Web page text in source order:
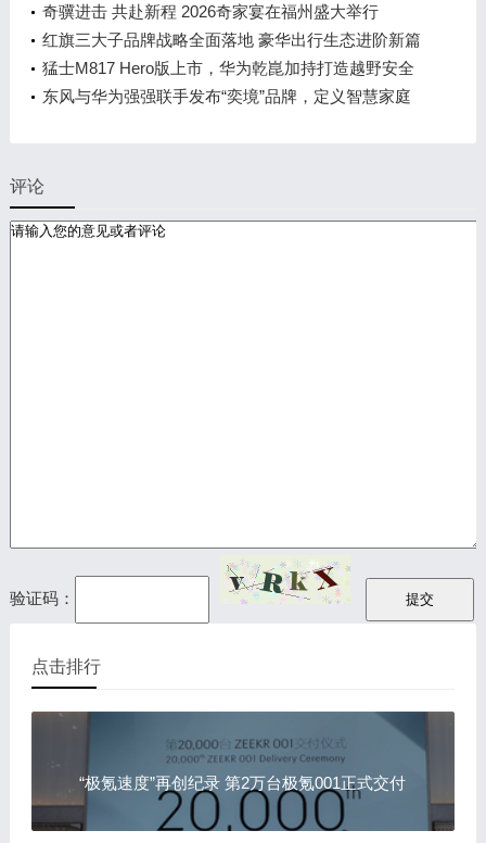
万元起
奇骥进击 共赴新程 2026奇家宴在福州盛大举行
红旗三大子品牌战略全面落地 豪华出行生态进阶新篇
章
猛士M817 Hero版上市，华为乾崑加持打造越野安全
标杆！
东风与华为强强联手发布“奕境”品牌，定义智慧家庭
评论
验证码：
点击排行
“极氪速度”再创纪录 第2万台极氪001正式交付